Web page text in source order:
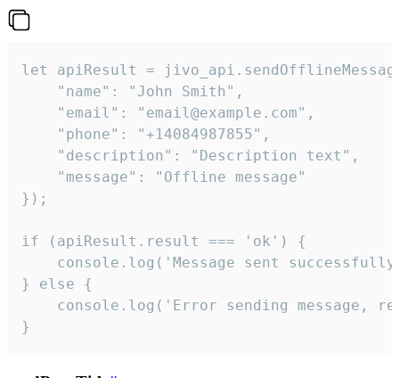
let apiResult =
    "name": "John Smith",
    "email": "email@example.com",
    "phone": "+14084987855",
    "description": "Description text",
    "message": "Offline message"
});
if (apiResult.result === 'ok') {
console.log('Message sent
} else {
console.log('Error sending message,
}